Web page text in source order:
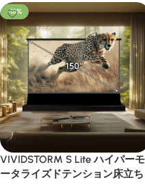
-10%
VIVIDSTORM S Lite ハイパーモ
ータライズドテンション床立ち